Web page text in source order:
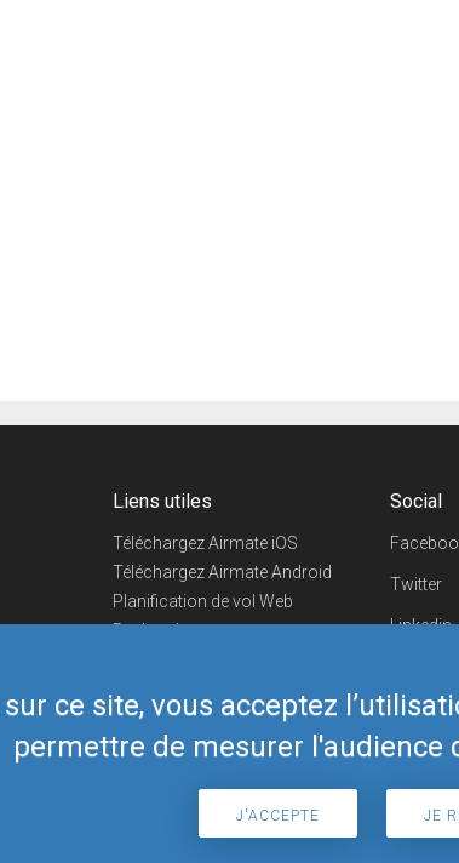
ce site, vous acceptez
permettre de mesurer l'audience
J'ACCEPTE JE
Liens utiles
Téléchargez Airmate iOS
Téléchargez Airmate Android
Planification de vol Web
Recherche
Boutique Airmate
Social
Twitter
Linkedin